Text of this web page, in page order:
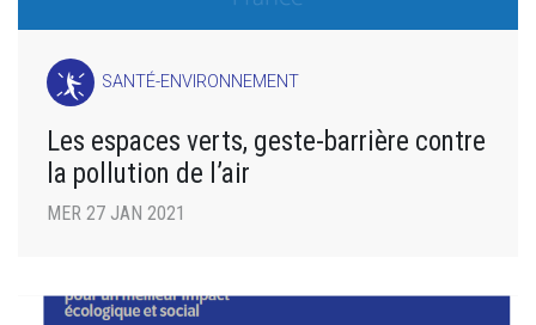
SANTÉ-ENVIRONNEMENT
Les espaces verts, geste-barrière contre
la pollution de l’air
MER 27 JAN 2021